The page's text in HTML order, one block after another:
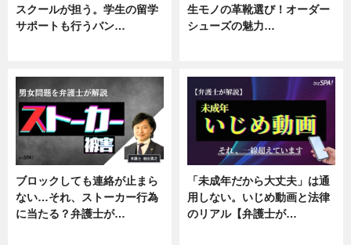
スクールが担う。学生の留学
サポートも行うバン…
生モノの革靴選び！オーダー
シューズの魅力…
ブロックしても連絡が止まら
ない…それ、ストーカー行為
に当たる？弁護士が…
「未成年だから大丈夫」は通
用しない。いじめ動画と法律
のリアル【弁護士が…